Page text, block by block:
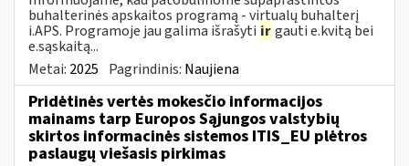
buhalterinės apskaitos programą - virtualų buhalterį
i.APS. Programoje jau galima išrašyti irgauti e.kvitą bei
e.sąskaitą...
Metai: 2025 Pagrindinis: Naujiena
Pridėtinės vertės mokesčio informacijos
mainams tarp Europos Sąjungos valstybių
skirtos informacinės sistemos ITIS_EU plėtros
paslaugų viešasis pirkimas